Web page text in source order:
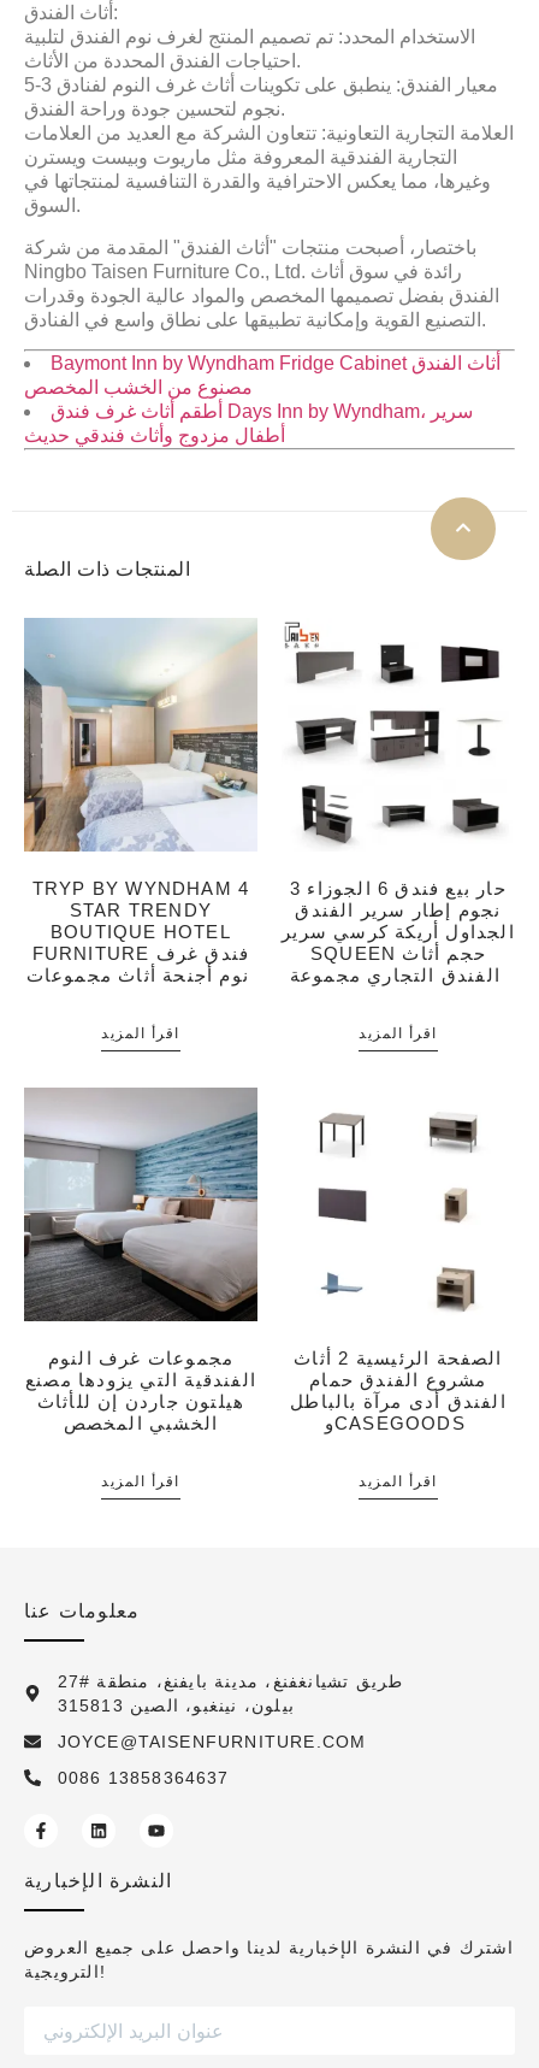
أثاث الفندق:
الاستخدام المحدد: تم تصميم المنتج لغرف نوم الفندق لتلبية
احتياجات الفندق المحددة من الأثاث.
معيار الفندق: ينطبق على تكوينات أثاث غرف النوم لفنادق 3-5
نجوم لتحسين جودة وراحة الفندق.
العلامة التجارية التعاونية: تتعاون الشركة مع العديد من العلامات
التجارية الفندقية المعروفة مثل ماريوت وبيست ويسترن
وغيرها، مما يعكس الاحترافية والقدرة التنافسية لمنتجاتها في
السوق.
باختصار، أصبحت منتجات "أثاث الفندق" المقدمة من شركة
Ningbo Taisen Furniture Co., Ltd. رائدة في سوق أثاث
الفندق بفضل تصميمها المخصص والمواد عالية الجودة وقدرات
التصنيع القوية وإمكانية تطبيقها على نطاق واسع في الفنادق.
Baymont Inn by Wyndham Fridge Cabinet أثاث الفندق
أطقم أثاث غرف فندق Days Inn by Wyndham، سرير
المنتجات ذات الصلة
TRYP BY WYNDHAM 4
STAR TRENDY
BOUTIQUE HOTEL
FURNITURE فندق غرف
اقرأ المزيد
حار بيع فندق 6 الجوزاء 3
نجوم إطار سرير الفندق
الجداول أريكة كرسي سرير
SQUEEN حجم أثاث
اقرأ المزيد
مجموعات غرف النوم
الفندقية التي يزودها مصنع
هيلتون جاردن إن للأثاث
الخشبي المخصص
اقرأ المزيد
الصفحة الرئيسية 2 أثاث
مشروع الفندق حمام
الفندق أدى مرآة بالباطل
وCASEGOODS
اقرأ المزيد
معلومات عنا
27# طريق تشيانغفنغ، مدينة بايفنغ، منطقة
بيلون، نينغبو، الصين 315813
JOYCE@TAISENFURNITURE.COM
0086 13858364637
النشرة الإخبارية
اشترك في النشرة الإخبارية لدينا واحصل على جميع العروض
الترويجية!